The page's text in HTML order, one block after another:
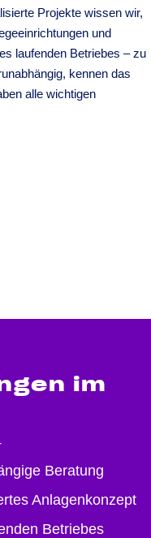
Projekte wissen wir,
und
laufenden Betriebes – zu
kennen das
alle wichtigen
im
Beratung
Anlagenkonzept
Betriebes